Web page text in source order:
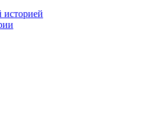
историей